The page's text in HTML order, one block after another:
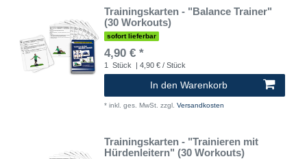
Trainingskarten - "Balance Trainer"
(30 Workouts)
sofort lieferbar
4,90 € *
1 Stück | 4,90 € / Stück
In den Warenkorb
* inkl. ges. MwSt. zzgl. Versandkosten
Trainingskarten - "Trainieren mit
Hürdenleitern" (30 Workouts)